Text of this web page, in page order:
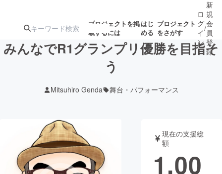
プロジェクトを掲
載するには
はじ
める
プロジェクト
をさがす
ターン
注目の新着プロ
ジェクト
募集終了が近いプ
ロジェクト
されます
アート・写真 音楽
テクノロジー・ガジェット ゲーム・サ
ロ
グ
イ
ン
/
新
規
会
員
登
録
みんなでR1グランプリ優勝を目指そ
う
Mitsuhiro Genda 舞台・パフォーマンス
現在の支援総
額
1,00